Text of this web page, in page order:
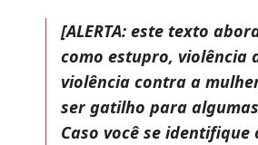
[ALERTA: este texto
como estupro, violência
violência contra a
ser gatilho para
Caso você se identifique